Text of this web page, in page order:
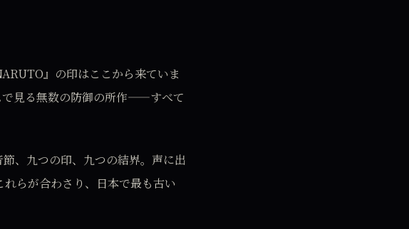
』の印はここから来ていま
で見る無数の防御の所作——すべて
節、九つの印、九つの結界。声に出
らが合わさり、日本で最も古い